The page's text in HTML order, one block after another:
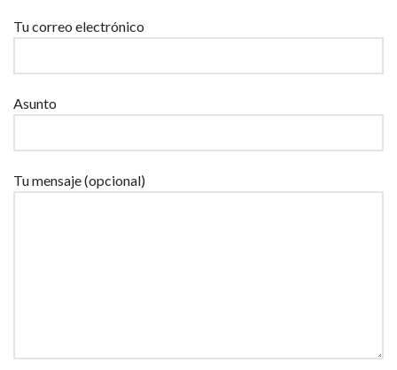
Tu correo electrónico
Asunto
Tu mensaje (opcional)